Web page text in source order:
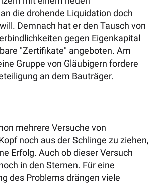
die drohende Liquidation doch
Demnach hat er den Tausch von
gegen Eigenkapital
"Zertifikate" angeboten. Am
Gruppe von Gläubigern fordere
an dem Bauträger.
mehrere Versuche von
noch aus der Schlinge zu ziehen,
Erfolg. Auch ob dieser Versuch
in den Sternen. Für eine
des Problems drängen viele